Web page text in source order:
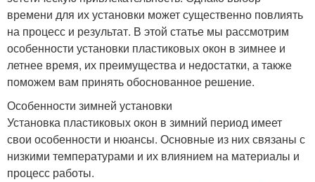
времени для их установки может существенно повлиять
на процесс и результат. В этой статье мы рассмотрим
особенности установки пластиковых окон в зимнее и
летнее время, их преимущества и недостатки, а также
поможем вам принять обоснованное решение.
Особенности зимней установки
Установка пластиковых окон в зимний период имеет
свои особенности и нюансы. Основные из них связаны с
низкими температурами и их влиянием на материалы и
процесс работы.